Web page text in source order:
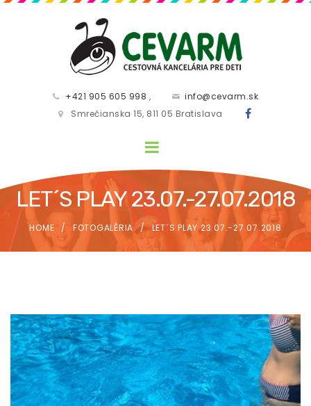
+421 905 605 998 ,
info@cevarm.sk
Smrečianska 15, 811 05 Bratislava
LET´S PLAY 23.07.-27.07.2018
HOME FOTOGALÉRIA LET´S PLAY 23.07.-27.07.2018